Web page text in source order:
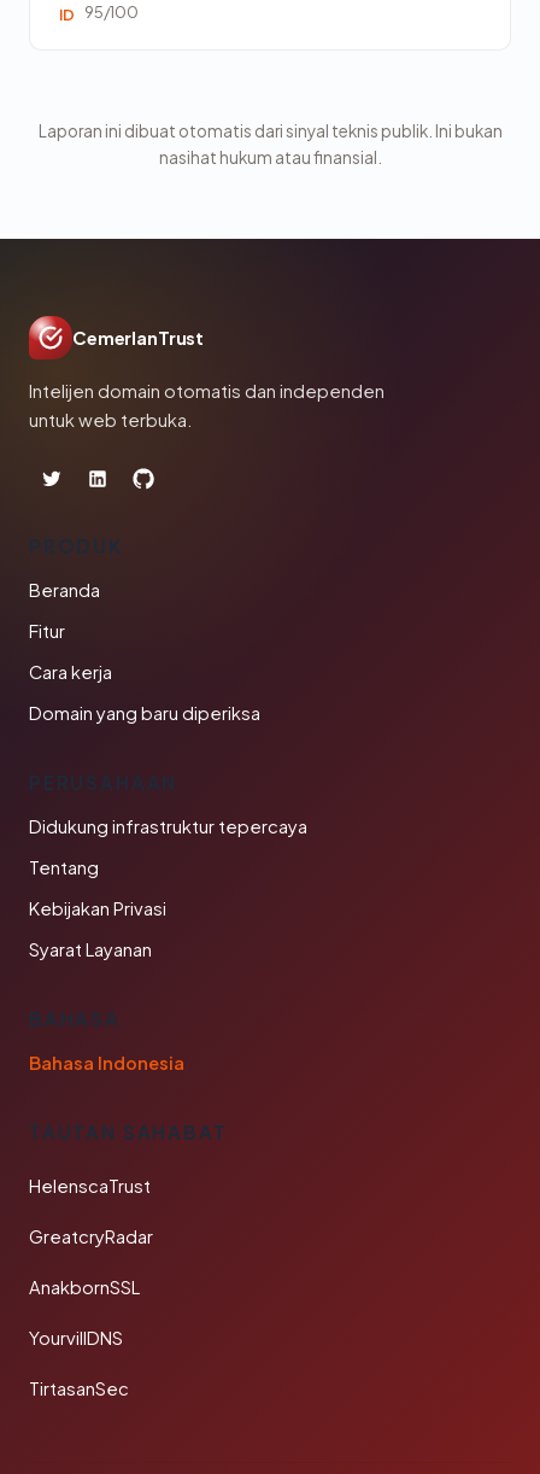
ID 95/100
Laporan ini dibuat otomatis dari sinyal teknis publik. Ini bukan
nasihat hukum atau finansial.
CemerlanTrust
Intelijen domain otomatis dan independen
untuk web terbuka.
PRODUK
Beranda
Fitur
Cara kerja
Domain yang baru diperiksa
PERUSAHAAN
Didukung infrastruktur tepercaya
Tentang
Kebijakan Privasi
Syarat Layanan
BAHASA
Bahasa Indonesia
TAUTAN SAHABAT
HelenscaTrust
GreatcryRadar
AnakbornSSL
YourvillDNS
TirtasanSec